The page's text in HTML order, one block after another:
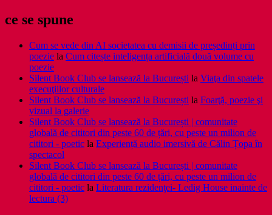
ce se spune
Cum se vede din AI societatea cu demisii de președinți prin
poezie la Cum citește inteligența artificială două volume cu
poezie
Silent Book Club se lansează la București la Viaţa din spatele
execuţiilor culturale
Silent Book Club se lansează la București la Foarţă, poezie şi
vizual la galerie
Silent Book Club se lansează la București | comunitate
globală de cititori din peste 60 de țări, cu peste un milion de
cititori - poetic la Experiență audio imersivă de Călin Țopa în
spectacol
Silent Book Club se lansează la București | comunitate
globală de cititori din peste 60 de țări, cu peste un milion de
cititori - poetic la Literatura rezidenţei- Ledig House inainte de
lectura (3)